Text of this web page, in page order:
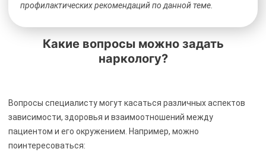
профилактических рекомендаций по данной теме.
Какие вопросы можно задать
наркологу?
Вопросы специалисту могут касаться различных аспектов
зависимости, здоровья и взаимоотношений между
пациентом и его окружением. Например, можно
поинтересоваться: